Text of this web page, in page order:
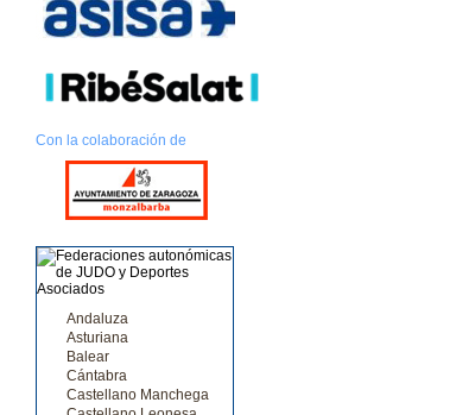
Con la colaboración de
Andaluza
Asturiana
Balear
Cántabra
Castellano Manchega